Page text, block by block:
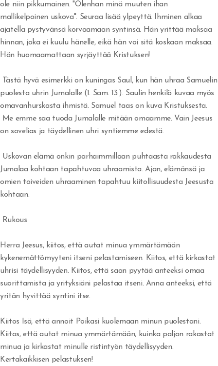
ole niin pikkumainen. "Olenhan minä muuten ihan
mallikelpoinen uskova". Seuraa lisää ylpeyttä. Ihminen alkaa
ajatella pystyvänsä korvaamaan syntinsä. Hän yrittää maksaa
hinnan, joka ei kuulu hänelle, eikä hän voi sitä koskaan maksaa.
Hän huomaamattaan syrjäyttää Kristuksen!
Tästä hyvä esimerkki on kuningas Saul, kun hän uhraa Samuelin
puolesta uhrin Jumalalle (1. Sam. 13.). Saulin henkilö kuvaa myös
omavanhurskasta ihmistä. Samuel taas on kuva Kristuksesta.
Me emme saa tuoda Jumalalle mitään omaamme. Vain Jeesus
on sovelias ja täydellinen uhri syntiemme edestä.
Uskovan elämä onkin parhaimmillaan puhtaasta rakkaudesta
Jumalaa kohtaan tapahtuvaa uhraamista. Ajan, elämänsä ja
omien toiveiden uhraaminen tapahtuu kiitollisuudesta Jeesusta
kohtaan.
Rukous
Herra Jeesus, kiitos, että autat minua ymmärtämään
kykenemättömyyteni itseni pelastamiseen. Kiitos, että kirkastat
uhrisi täydellisyyden. Kiitos, että saan pyytää anteeksi omaa
suorittamista ja yrityksiäni pelastaa itseni. Anna anteeksi, että
yritän hyvittää syntini itse.
Kiitos Isä, että annoit Poikasi kuolemaan minun puolestani.
Kiitos, että autat minua ymmärtämään, kuinka paljon rakastat
minua ja kirkastat minulle ristintyön täydellisyyden.
Kertakaikkisen pelastuksen!
Miksi ei tule herätystä?
Tapahtukoon Sinun tahtosi
Herran koulussa
Missä on armo?
Tuli syttyy rinnassa
Voittoja
Rakkautta veljiäni kohtaan
Jumala vapauttaa synnistä
Herätys tulee - vaino alkaa
Veljesten sovinto
Itsensä hyväksyminen
Tuomitseminen
Viisauden ja tiedon viettelys